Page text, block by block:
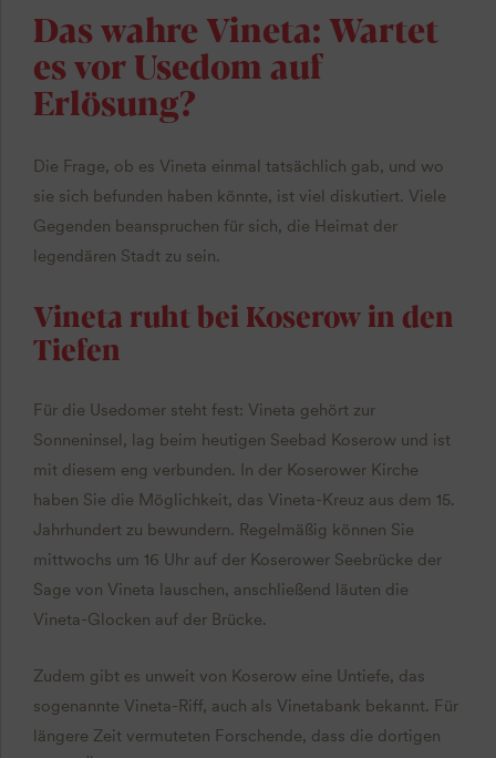
Das wahre Vineta: Wartet
es vor Usedom auf
Erlösung?
Die Frage, ob es Vineta einmal tatsächlich gab, und wo
sie sich befunden haben könnte, ist viel diskutiert. Viele
Gegenden beanspruchen für sich, die Heimat der
legendären Stadt zu sein.
Vineta ruht bei Koserow in den
Tiefen
Für die Usedomer steht fest: Vineta gehört zur
Sonneninsel, lag beim heutigen Seebad Koserow und ist
mit diesem eng verbunden. In der Koserower Kirche
haben Sie die Möglichkeit, das Vineta-Kreuz aus dem 15.
Jahrhundert zu bewundern. Regelmäßig können Sie
mittwochs um 16 Uhr auf der Koserower Seebrücke der
Sage von Vineta lauschen, anschließend läuten die
Vineta-Glocken auf der Brücke.
Zudem gibt es unweit von Koserow eine Untiefe, das
sogenannte Vineta-Riff, auch als Vinetabank bekannt. Für
längere Zeit vermuteten Forschende, dass die dortigen